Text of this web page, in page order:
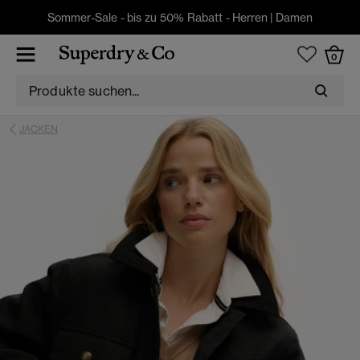
Sommer-Sale - bis zu 50% Rabatt - Herren | Damen
0
JACKEN